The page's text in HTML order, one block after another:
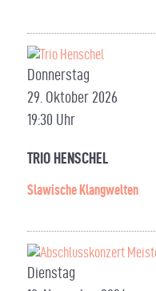
Donnerstag
29. Oktober 2026
19:30 Uhr
TRIO HENSCHEL
Slawische Klangwelten
Dienstag